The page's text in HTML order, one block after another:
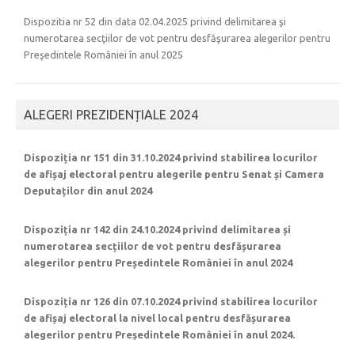
Dispozitia nr 52 din data 02.04.2025 privind delimitarea şi
numerotarea secţiilor de vot pentru desfăşurarea alegerilor pentru
Preşedintele României în anul 2025
ALEGERI PREZIDENȚIALE 2024
Dispoziția nr 151 din 31.10.2024 privind stabilirea locurilor
de afișaj electoral pentru alegerile pentru Senat și Camera
Deputaților din anul 2024
Dispoziția nr 142 din 24.10.2024 privind delimitarea și
numerotarea secțiilor de vot pentru desfășurarea
alegerilor pentru Președintele României în anul 2024
Dispoziția nr 126 din 07.10.2024 privind stabilirea locurilor
de afișaj electoral la nivel local pentru desfășurarea
alegerilor pentru Președintele României în anul 2024.